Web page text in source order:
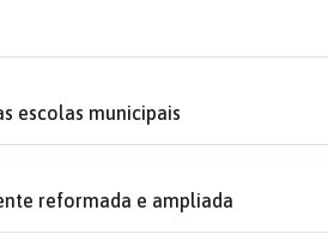
escolas municipais
reformada e ampliada